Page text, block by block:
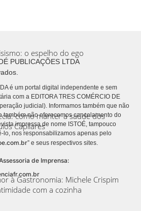
o espelho do ego
como manter a saúde dos
Capilares
à Gastronomia: Michele Crispim
com a cozinha
PUBLICAÇÕES LTDA
é um portal digital independente e sem
com a EDITORA TRES COMÉRCIO DE
judicial). Informamos também que não
também não oferecemos cancelamento do
impressa de nome ISTOÉ, tampouco
lo, nos responsabilizamos apenas pelo
” e seus respectivos sites.
de Imprensa: